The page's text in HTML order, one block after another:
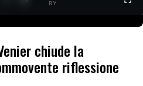
BY
chiude la
riflessione